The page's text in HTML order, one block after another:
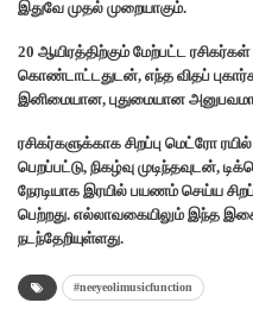
இதுவே முதல் முறையாகும்.
20 ஆயிரத்திற்கும் மேற்பட்ட
கொண்டாட்டதுடன், எந்த விதப்
இனிமையான, புதுமையான அனுபவமாக
ரசிகர்களுக்காக சிறப்பு மெட்ரோ
பெறப்பட்டு, நிகழ்வு முடிந்தவுடன்,
நேரடியாக இரயில் பயணம் செய்ய
பெற்றது. எல்லாவகையிலும் இந்த இசை
நடந்தேறியுள்ளது.
#neeyeolimusicfunction